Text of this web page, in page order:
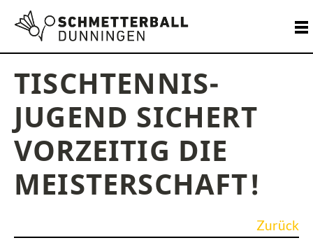
TISCHTENNIS-
JUGEND SICHERT
VORZEITIG DIE
MEISTERSCHAFT!
Zurück